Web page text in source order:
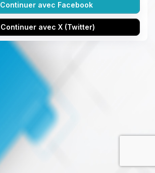
Continuer avec Facebook
Continuer avec X (Twitter)